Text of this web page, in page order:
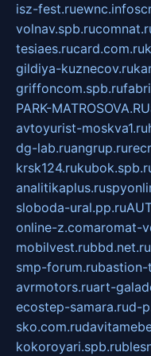
isz-fest.ruewnc.info
volnav.spb.ru
tesiaes.rucard.com.ru
gildiya-kuznecov.ru
griffoncom.spb.ru
PARK-MATROSOVA.RU
avtoyurist-moskva1.ru
dg-lab.ruangrup.ru
krsk124.ru
analitikaplus.ru
sloboda-ural.pp.ru
online-z.comaromat-
mobilvest.rubbd.net.ru
smp-forum.rubastion-
avrmotors.ruart-
ecostep-samara.rud-
sko.com.ru
kokoroyari.spb.ru